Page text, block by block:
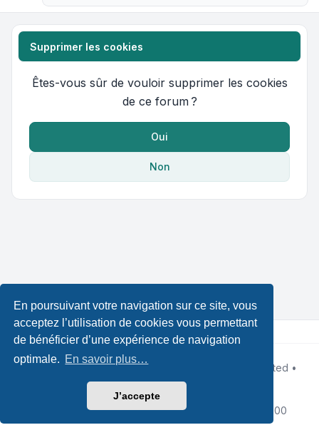
En poursuivant votre navigation sur ce site, vous
acceptez l’utilisation de cookies vous permettant
de bénéficier d’une expérience de navigation
optimale. En savoir plus…
J’accepte
Supprimer les cookies
Êtes-vous sûr de vouloir supprimer les cookies
de ce forum ?
Oui
Non
Développé parphpBB® Forum Software © phpBB Limited •
Leenoz
Traduction française officielle©
|Conditions|Fuseau horaire sur UTC+02:00